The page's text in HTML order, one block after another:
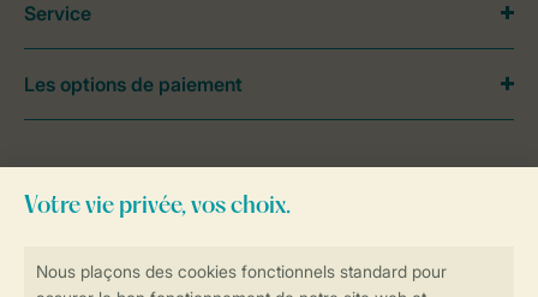
contactez notreContact Center.
Service
Les options de paiement